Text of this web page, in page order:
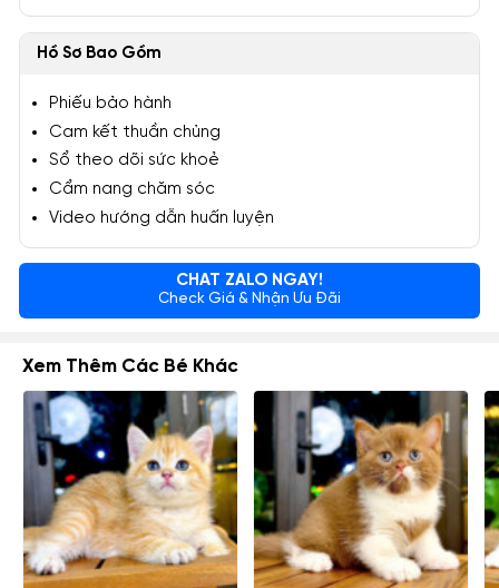
Hồ Sơ Bao Gồm
Phiếu bảo hành
Cam kết thuần chủng
Sổ theo dõi sức khoẻ
Cẩm nang chăm sóc
Video hướng dẫn huấn luyện
CHAT ZALO NGAY!
Check Giá & Nhận Ưu Đãi
Xem Thêm Các Bé Khác